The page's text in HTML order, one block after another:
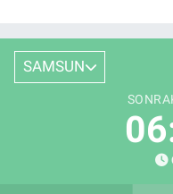
SAMSUN